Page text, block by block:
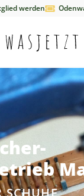
werden